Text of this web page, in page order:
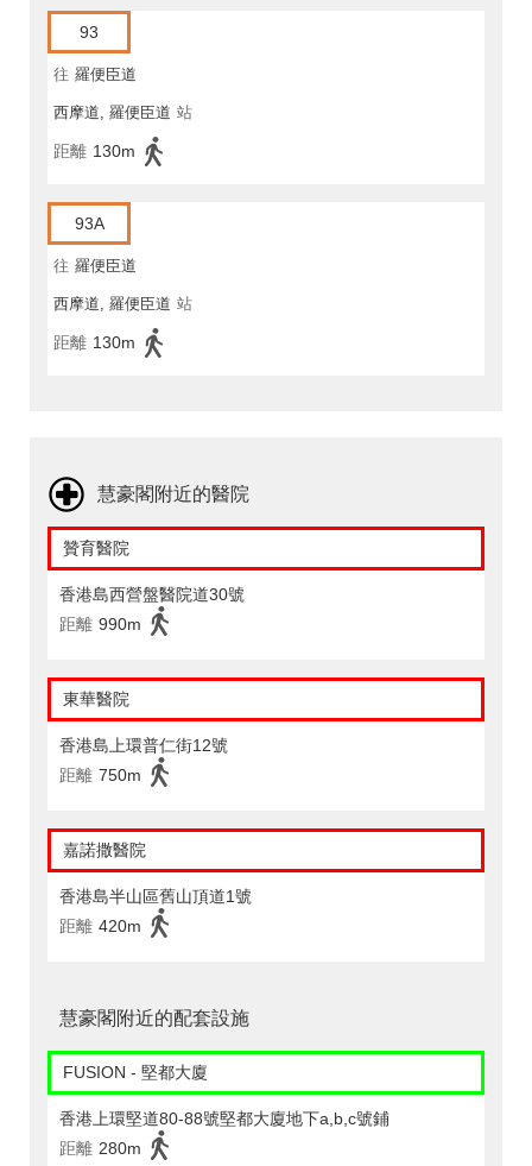
93
往 羅便臣道
西摩道, 羅便臣道 站
距離 130m
93A
往 羅便臣道
西摩道, 羅便臣道 站
距離 130m
慧豪閣附近的醫院
贊育醫院
香港島西營盤醫院道30號
距離 990m
東華醫院
香港島上環普仁街12號
距離 750m
嘉諾撒醫院
香港島半山區舊山頂道1號
距離 420m
慧豪閣附近的配套設施
FUSION - 堅都大廈
香港上環堅道80-88號堅都大廈地下a,b,c號鋪
距離 280m